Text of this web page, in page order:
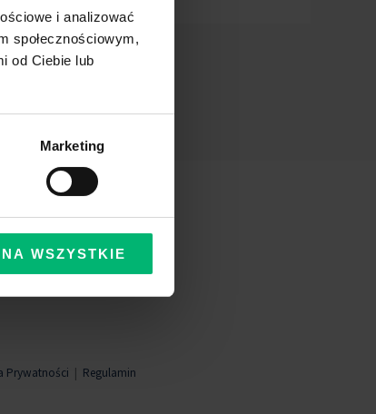
i analizować
społecznościowym,
od Ciebie lub
Marketing
WSZYSTKIE
Prywatności | Regulamin